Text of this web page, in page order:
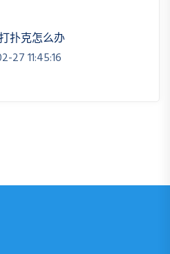
扑克怎么办
27 11:45:16